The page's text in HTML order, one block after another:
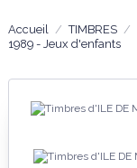
Accueil TIMBRES
1989 - Jeux d'enfants